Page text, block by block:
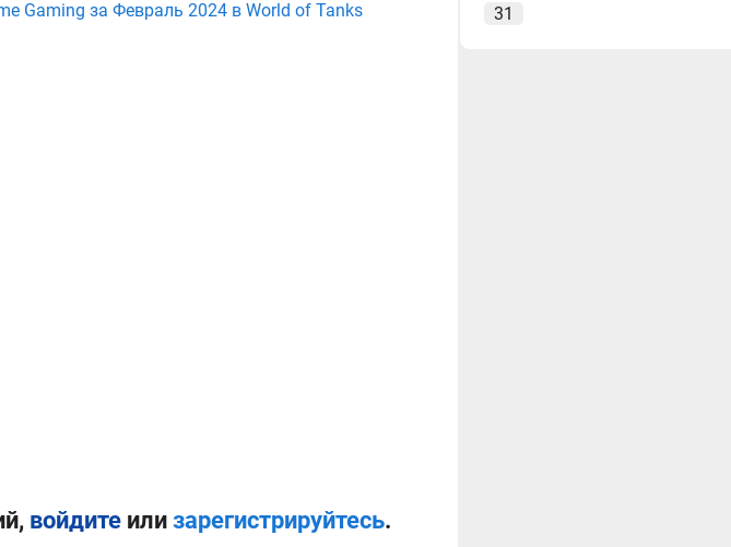
Gaming за Февраль 2024 в World of Tanks
войдитеили зарегистрируйтесь.
31